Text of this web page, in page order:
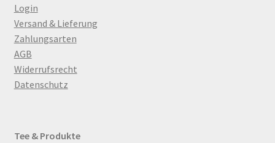
Login
Versand & Lieferung
Zahlungsarten
AGB
Widerrufsrecht
Datenschutz
Tee & Produkte